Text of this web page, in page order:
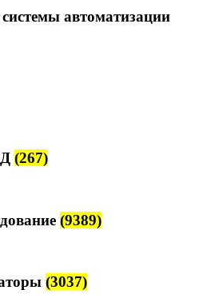
автоматизации
(267)
(9389)
(3037)